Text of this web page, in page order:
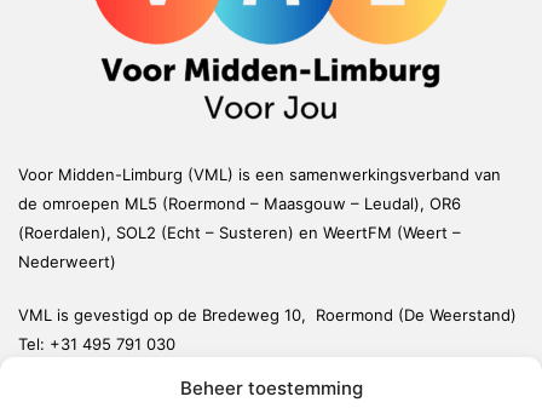
Beheer toestemming
Voor Midden-Limburg (VML) is een samenwerkingsverband van
de omroepen ML5 (Roermond – Maasgouw – Leudal), OR6
(Roerdalen), SOL2 (Echt – Susteren) en WeertFM (Weert –
Nederweert)
VML is gevestigd op de Bredeweg 10, Roermond (De Weerstand)
Tel: +31 495 791 030